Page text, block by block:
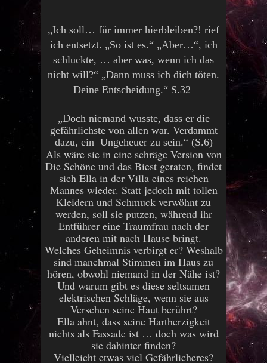
„Ich soll… für immer hierbleiben?! rief
ich entsetzt. „So ist es.“ „Aber…“, ich
schluckte, … aber was, wenn ich das
nicht will?“ „Dann muss ich dich töten.
Deine Entscheidung.“ S.32
„Doch niemand wusste, dass er die
gefährlichste von allen war. Verdammt
dazu, ein Ungeheuer zu sein.“ (S.6)
Als wäre sie in eine schräge Version von
Die Schöne und das Biest geraten, findet
sich Ella in der Villa eines reichen
Mannes wieder. Statt jedoch mit tollen
Kleidern und Schmuck verwöhnt zu
werden, soll sie putzen, während ihr
Entführer eine Traumfrau nach der
anderen mit nach Hause bringt.
Welches Geheimnis verbirgt er? Weshalb
sind manchmal Stimmen im Haus zu
hören, obwohl niemand in der Nähe ist?
Und warum gibt es diese seltsamen
elektrischen Schläge, wenn sie aus
Versehen seine Haut berührt?
Ella ahnt, dass seine Hartherzigkeit
nichts als Fassade ist … doch was wird
sie dahinter finden?
Vielleicht etwas viel Gefährlicheres?